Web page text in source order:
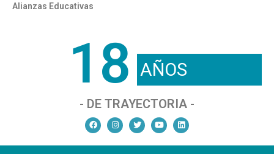
Alianzas Educativas
18 AÑOS
- DE TRAYECTORIA -